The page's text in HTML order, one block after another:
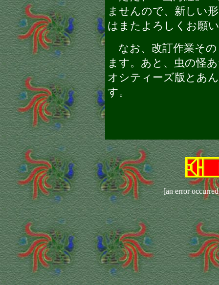
ませんので、新しい
はまたよろしくお願
なお、改訂作業そ
ます。あと、虫の怪
オシティーズ版とあ
す。
[an error